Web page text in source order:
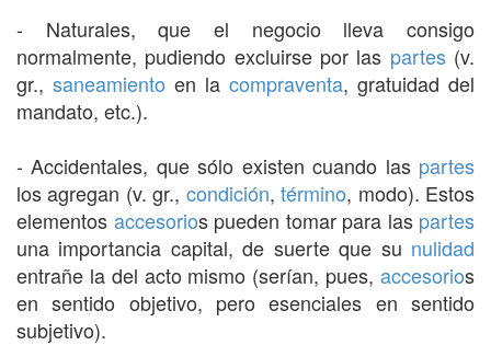
- Naturales, que el negocio lleva consigo
normalmente, pudiendo excluirse por las partes(v.
gr., saneamiento en la compraventa, gratuidad del
mandato, etc.).
- Accidentales, que sólo existen cuando las partes
los agregan (v. gr., condición,término, modo). Estos
elementos accesorios pueden tomar para las partes
una importancia capital, de suerte que su nulidad
entrañe la del acto mismo (serían, pues, accesorios
en sentido objetivo, pero esenciales en sentido
subjetivo).